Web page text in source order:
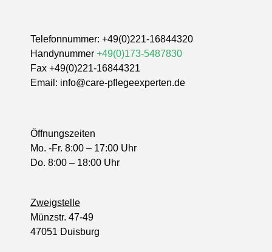
Telefonnummer: +49(0)221-16844320
Handynummer +49(0)173-5487830
Fax +49(0)221-16844321
Email: info@care-pflegeexperten.de
Öffnungszeiten
Mo. -Fr. 8:00 – 17:00 Uhr
Do. 8:00 – 18:00 Uhr
Zweigstelle
Münzstr. 47-49
47051 Duisburg